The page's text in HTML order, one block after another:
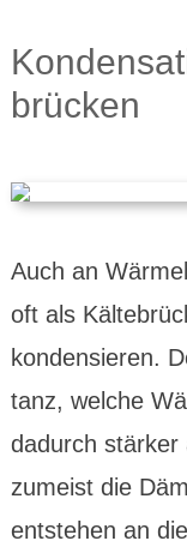
brücken
Auch an
oft als
konden­sieren.
tanz, welche
dadurch stärker
zumeist die
ent­stehen an